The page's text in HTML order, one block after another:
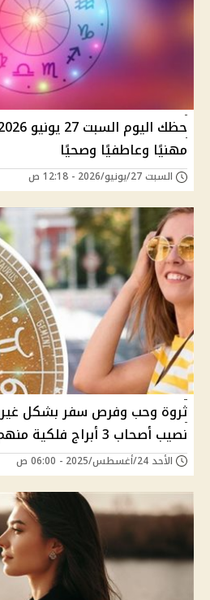
مهنيًا وعاطفيًا وصحيًا
السبت 27/يونيو/2026 - 12:18 ص
ثروة وحب وفرص سفر بشكل
نصيب أصحاب 3 أبراج فلكية منهم برج الأسد
الأحد 24/أغسطس/2025 - 06:00 ص